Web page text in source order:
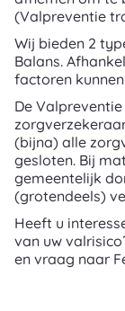
(Valpreventie
Wij bieden 2
Balans.
factoren
De
(bijna) alle
gesloten. Bij
gemeentelijk
(grotendeels)
Heeft u
van uw
en vraag naar